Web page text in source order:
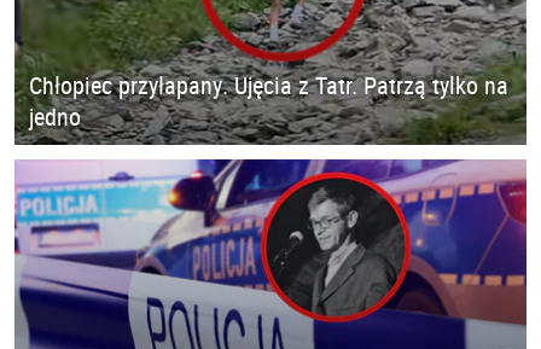
Chłopiec przyłapany. Ujęcia z Tatr. Patrzą tylko na
jedno